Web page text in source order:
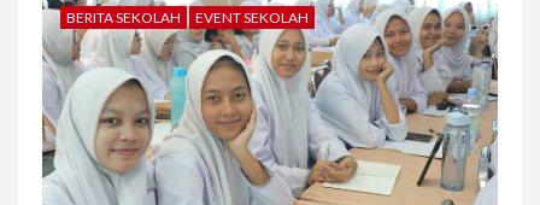
BERITA SEKOLAH EVENT SEKOLAH